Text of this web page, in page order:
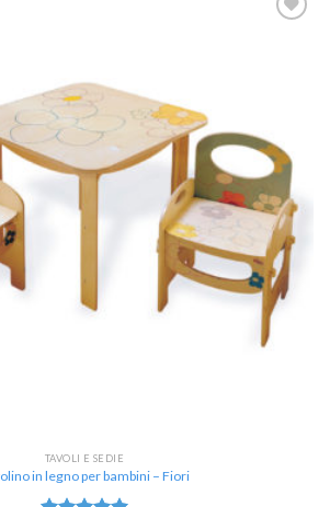
TAVOLI E SEDIE
in legno per bambini – Fiori